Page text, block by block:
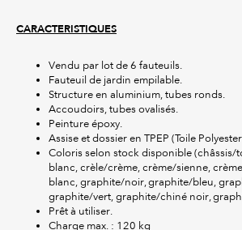
CARACTERISTIQUES
Vendu par lot de 6 fauteuils.
Fauteuil de jardin empilable.
Structure en aluminium, tubes ronds.
Accoudoirs, tubes ovalisés.
Peinture époxy.
Assise et dossier en TPEP (Toile
Coloris selon stock disponible (châssis/
blanc, crèle/crème, crème/sienne,
blanc, graphite/noir, graphite/bleu,
graphite/vert, graphite/chiné noir,
Prêt à utiliser.
Charge max. : 120 kg